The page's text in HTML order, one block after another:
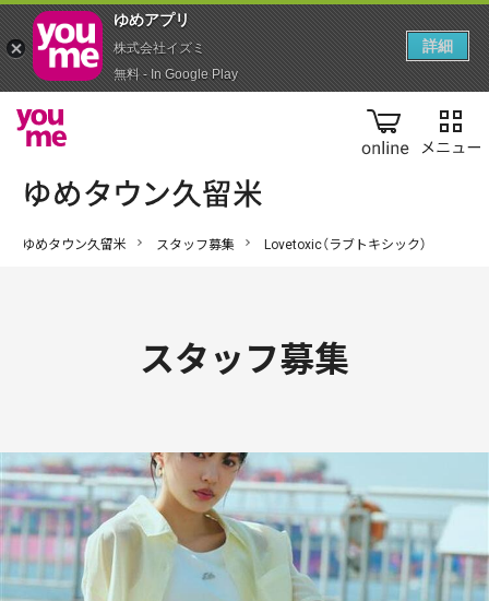
online
ゆめタウン久留米 スタッフ募集 Lovetoxic（ラブトキシック）
スタッフ募集
ゆめアプ‪リ‬
株式会社イズミ
無料 - In Google Play
詳細